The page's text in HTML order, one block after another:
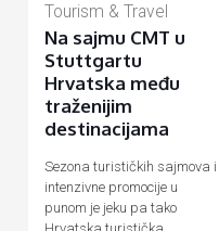
Tourism & Travel
Na sajmu CMT u
Stuttgartu
Hrvatska među
traženijim
destinacijama
Sezona turističkih sajmova i
intenzivne promocije u
punom je jeku pa tako